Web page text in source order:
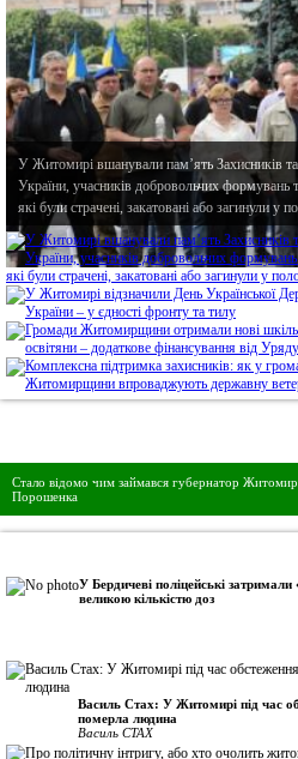
У Житомирі вшанували пам’ять Захисників
України, учасників добровольчих формувань
які були страчені, закатовані або загинули у
Стало відомо чим займався губернатор
Порошенка
У Бердичеві поліцейські затримали
великою кількістю доз
Василь Стах: У Житомирі під час
померла людина
Василь СТАХ